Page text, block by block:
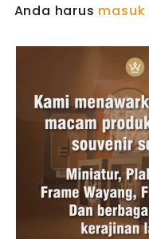
Anda harus masuk